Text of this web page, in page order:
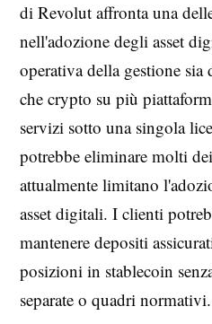
di Revolut affronta una
nell'adozione degli asset
operativa della gestione sia
che crypto su più
servizi sotto una singola
potrebbe eliminare molti
attualmente limitano
asset digitali. I clienti
mantenere depositi
posizioni in stablecoin
separate o quadri normativi.